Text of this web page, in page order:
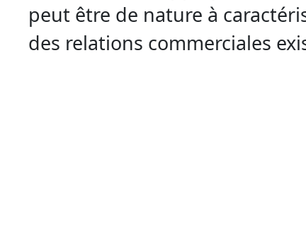
peut être de nature à
des relations commerciales